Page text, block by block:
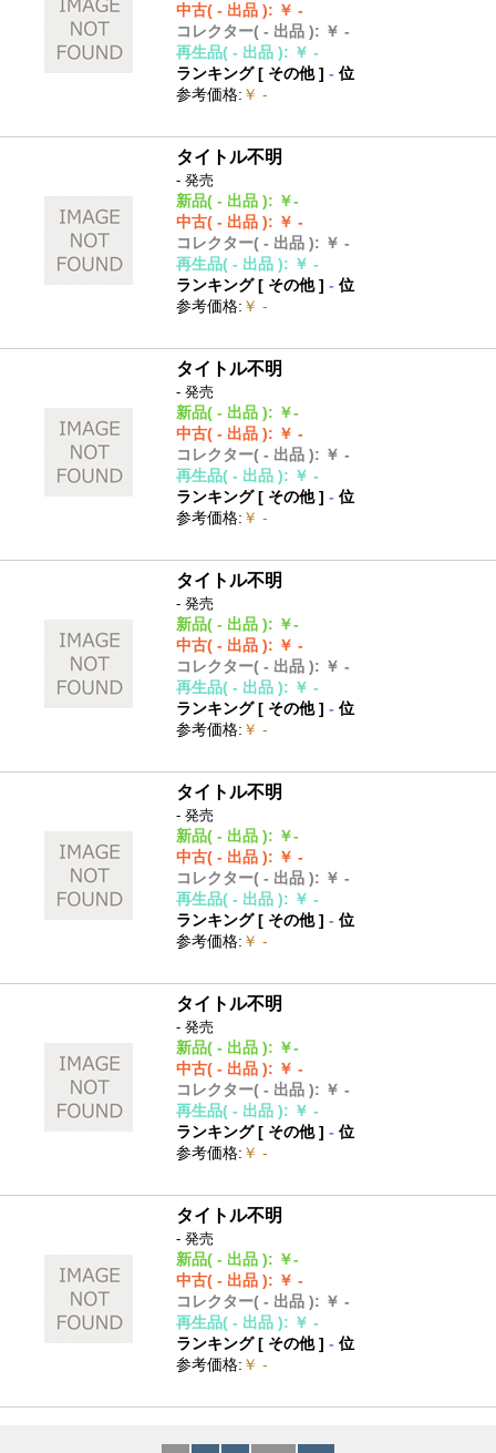
中古( - 出品 ): ￥ -
コレクター( - 出品 ): ￥ -
再生品( - 出品 ): ￥ -
ランキング [ その他]- 位
参考価格: ￥ -
タイトル不明
- 発売
新品( - 出品 ): ￥-
中古( - 出品 ): ￥ -
コレクター( - 出品 ): ￥ -
再生品( - 出品 ): ￥ -
ランキング [ その他]- 位
参考価格: ￥ -
タイトル不明
- 発売
新品( - 出品 ): ￥-
中古( - 出品 ): ￥ -
コレクター( - 出品 ): ￥ -
再生品( - 出品 ): ￥ -
ランキング [ その他]- 位
参考価格: ￥ -
タイトル不明
- 発売
新品( - 出品 ): ￥-
中古( - 出品 ): ￥ -
コレクター( - 出品 ): ￥ -
再生品( - 出品 ): ￥ -
ランキング [ その他]- 位
参考価格: ￥ -
タイトル不明
- 発売
新品( - 出品 ): ￥-
中古( - 出品 ): ￥ -
コレクター( - 出品 ): ￥ -
再生品( - 出品 ): ￥ -
ランキング [ その他]- 位
参考価格: ￥ -
タイトル不明
- 発売
新品( - 出品 ): ￥-
中古( - 出品 ): ￥ -
コレクター( - 出品 ): ￥ -
再生品( - 出品 ): ￥ -
ランキング [ その他]- 位
参考価格: ￥ -
タイトル不明
- 発売
新品( - 出品 ): ￥-
中古( - 出品 ): ￥ -
コレクター( - 出品 ): ￥ -
再生品( - 出品 ): ￥ -
ランキング [ その他]- 位
参考価格: ￥ -